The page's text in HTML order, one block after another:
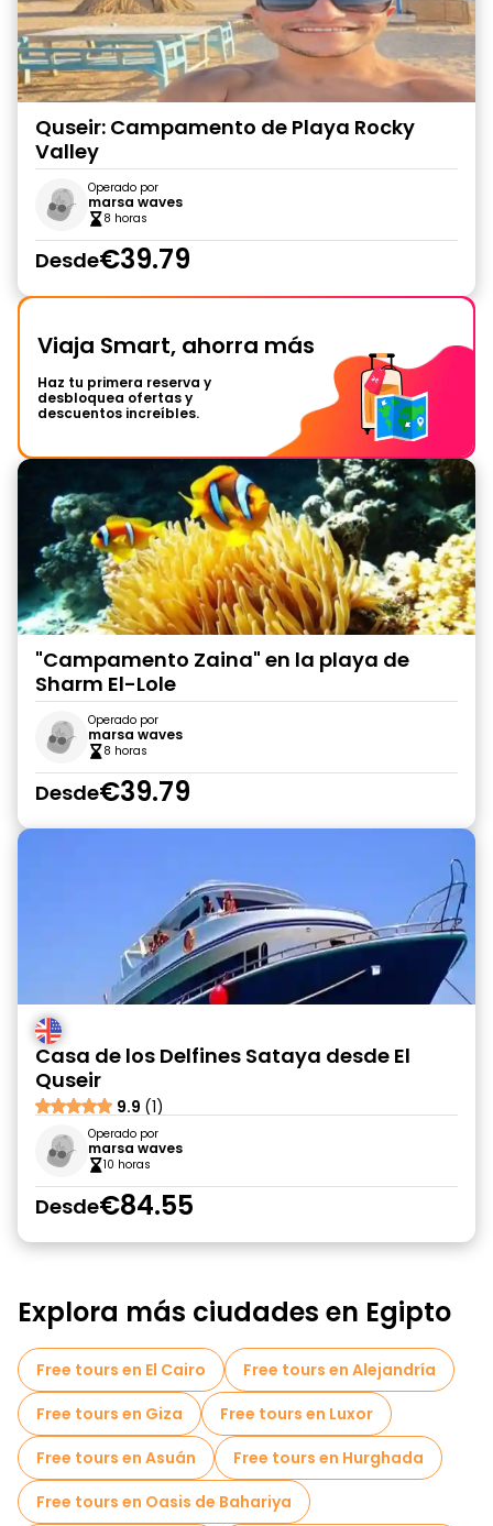
Quseir: Campamento de Playa Rocky
Valley
Operado por
marsa waves
8 horas
Desde€39.79
Viaja Smart, ahorra más
Haz tu primera reserva y
desbloquea ofertas y
descuentos increíbles.
"Campamento Zaina" en la playa de
Sharm El-Lole
Operado por
marsa waves
8 horas
Desde€39.79
Casa de los Delfines Sataya desde El
Quseir
9.9 (1)
Operado por
marsa waves
10 horas
Desde€84.55
Explora más ciudades en Egipto
Free tours en El Cairo
Free tours en Alejandría
Free tours en Giza
Free tours en Luxor
Free tours en Asuán
Free tours en Hurghada
Free tours en Oasis de Bahariya